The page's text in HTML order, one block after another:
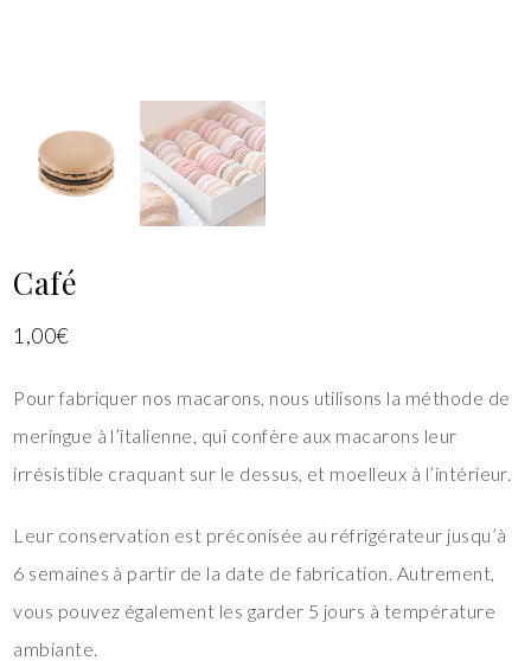
Café
1,00€
Pour fabriquer nos macarons, nous utilisons la méthode de
meringue à l’italienne, qui confère aux macarons leur
irrésistible craquant sur le dessus, et moelleux à l’intérieur.
Leur conservation est préconisée au réfrigérateur jusqu’à
6 semaines à partir de la date de fabrication. Autrement,
vous pouvez également les garder 5 jours à température
ambiante.